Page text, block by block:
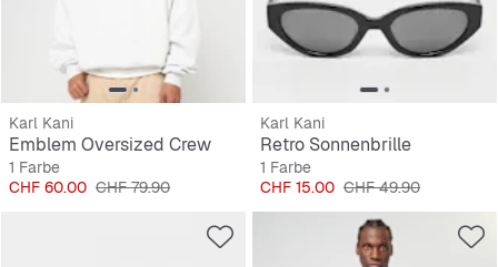
Karl Kani
Emblem Oversized Crew
1 Farbe
Preis
CHF 60.00 Originalpreis
CHF 79.90
Karl Kani
Retro Sonnenbrille
1 Farbe
Preis
CHF 15.00 Originalpreis
CHF 49.90